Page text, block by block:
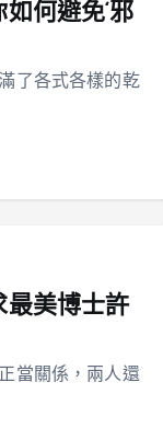
何避免‘邪
了各式各樣的乾
最美博士許
當關係，兩人還